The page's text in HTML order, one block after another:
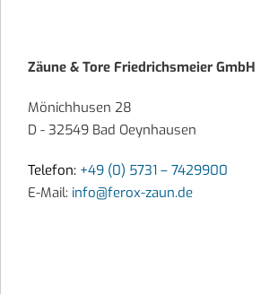
Zäune & Tore Friedrichsmeier GmbH
Mönichhusen 28
D - 32549 Bad Oeynhausen
Telefon: +49 (0) 5731 – 7429900
E-Mail: info@ferox-zaun.de